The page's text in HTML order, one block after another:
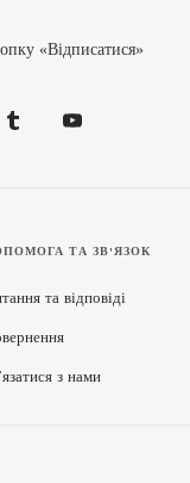
«Відписатися»
ТА ЗВ'ЯЗОК
та відповіді
з нами